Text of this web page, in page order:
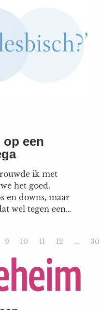
een
ik met
het goed.
en downs, maar
wel tegen een
shoppen of
in de week sta ik
Pagina
9 Pagina
10 Pagina
11 Pagina
12 … 30